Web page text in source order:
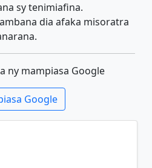
sy tenimiafina.
dia afaka misoratra
ny mampiasa Google
Google